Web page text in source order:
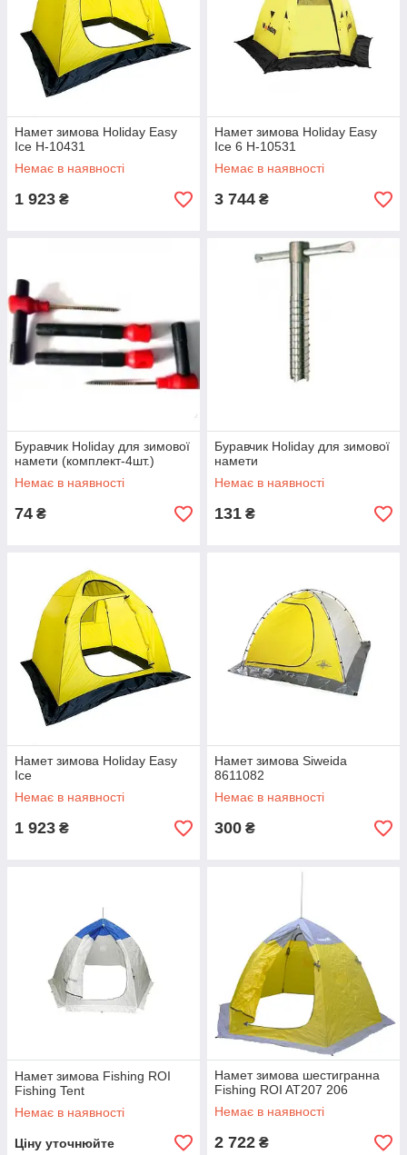
Намет зимова Holiday Easy
Ice H-10431
Немає в наявності
1 923 ₴
Намет зимова Holiday Easy
Ice 6 H-10531
Немає в наявності
3 744 ₴
Буравчик Holiday для зимової
намети (комплект-4шт.)
Немає в наявності
74 ₴
Буравчик Holiday для зимової
намети
Немає в наявності
131 ₴
Намет зимова Holiday Easy
Ice
Немає в наявності
1 923 ₴
Намет зимова Siweida
8611082
Немає в наявності
300 ₴
Намет зимова Fishing ROI
Fishing Tent
Немає в наявності
Ціну уточнюйте
Намет зимова шестигранна
Fishing ROI AT207 206
Немає в наявності
2 722 ₴